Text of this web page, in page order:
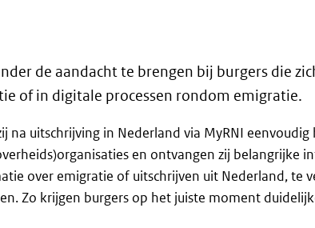
de aandacht te brengen bij burgers die
of in digitale processen rondom emigratie.
uitschrijving in Nederland via MyRNI
en ontvangen zij belangrijke
over emigratie of uitschrijven uit Nederland, te
Zo krijgen burgers op het juiste moment